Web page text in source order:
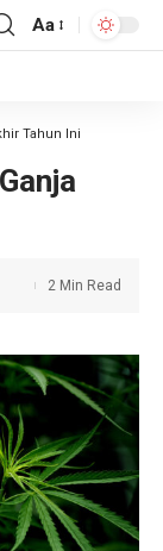
Aa
Tahun Ini
2 Min Read